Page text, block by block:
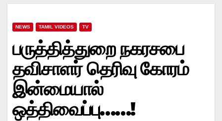
NEWS TAMIL VIDEOS TV
பருத்தித்துறை நகரசபை
தவிசாளர் தெரிவு கோரம்
இன்மையால்
ஒத்திவைப்பு……!